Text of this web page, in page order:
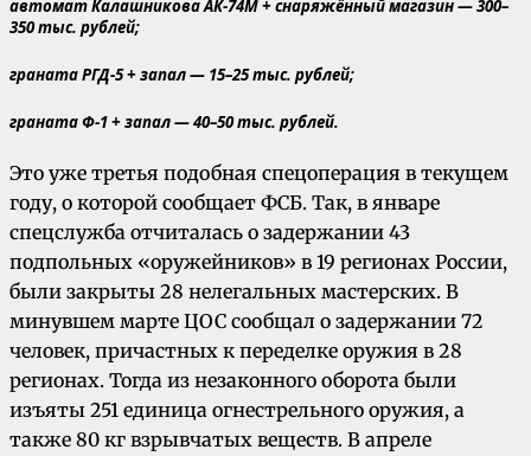
автомат Калашникова АК-74М + снаряжённый магазин — 300–
350 тыс. рублей;
граната РГД-5 + запал — 15–25 тыс. рублей;
граната Ф-1 + запал — 40–50 тыс. рублей.
Это уже третья подобная спецоперация в текущем
году, о которой сообщает ФСБ. Так, в январе
спецслужба отчиталась о задержании 43
подпольных «оружейников» в 19 регионах России,
были закрыты 28 нелегальных мастерских. В
минувшем марте ЦОС сообщал о задержании 72
человек, причастных к переделке оружия в 28
регионах. Тогда из незаконного оборота были
изъяты 251 единица огнестрельного оружия, а
также 80 кг взрывчатых веществ. В апреле